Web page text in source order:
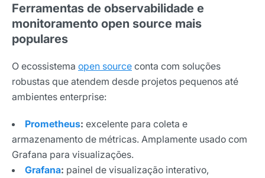
Ferramentas de observabilidade e
monitoramento open source mais
populares
O ecossistema open source conta com soluções
robustas que atendem desde projetos pequenos até
ambientes enterprise:
Prometheus: excelente para coleta e
armazenamento de métricas. Amplamente usado com
Grafana para visualizações.
Grafana: painel de visualização interativo,
Receba os melhores insights da Locaweb